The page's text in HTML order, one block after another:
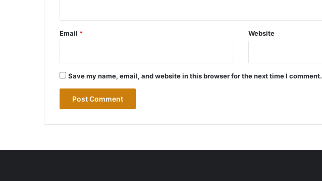
Email * Website
Save my name, email, and website in this browser for the next time I comment.